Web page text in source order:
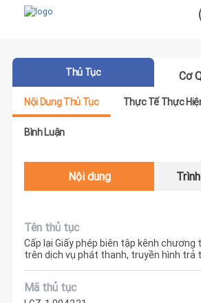
Thủ Tục Cơ
Nội Dung Thủ Tục Thực Tế Thực
Bình Luận
Nội dung
Tên thủ tục
Cấp lại Giấy phép biên tập kênh
trên dịch vụ phát thanh, truyền hình trả
Mã thủ tục